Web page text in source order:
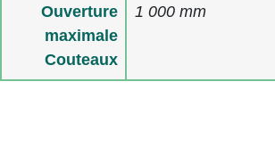
Ouverture
maximale
Couteaux
1 000 mm